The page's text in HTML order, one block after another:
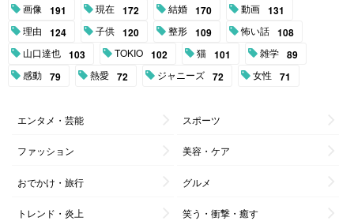
画像 191 現在 172 結婚 170 動画 131
理由 124 子供 120 整形 109 怖い話 108
山口達也 103 TOKIO 102 猫 101 雑学 89
感動 79 熱愛 72 ジャニーズ 72 女性 71
エンタメ・芸能 スポーツ
ファッション 美容・ケア
おでかけ・旅行 グルメ
トレンド・炎上 笑う・衝撃・癒す